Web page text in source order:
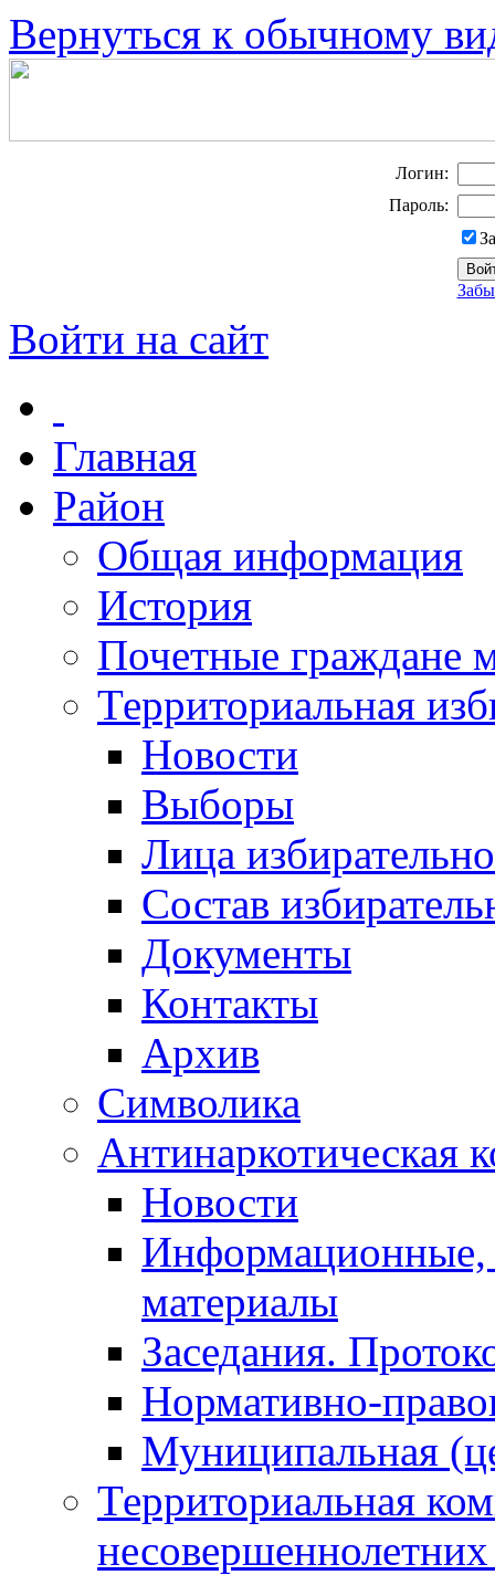
Вернуться к обычному
Логин:
Пароль:
Войти на сайт
Главная
Район
Общая информация
История
Почетные граждане
Территориальная
Новости
Выборы
Лица
Состав
Документы
Контакты
Архив
Символика
Антинаркотическая
Новости
Информационные,
материалы
Заседания.
Нормативно-
Муниципальная
Территориальная